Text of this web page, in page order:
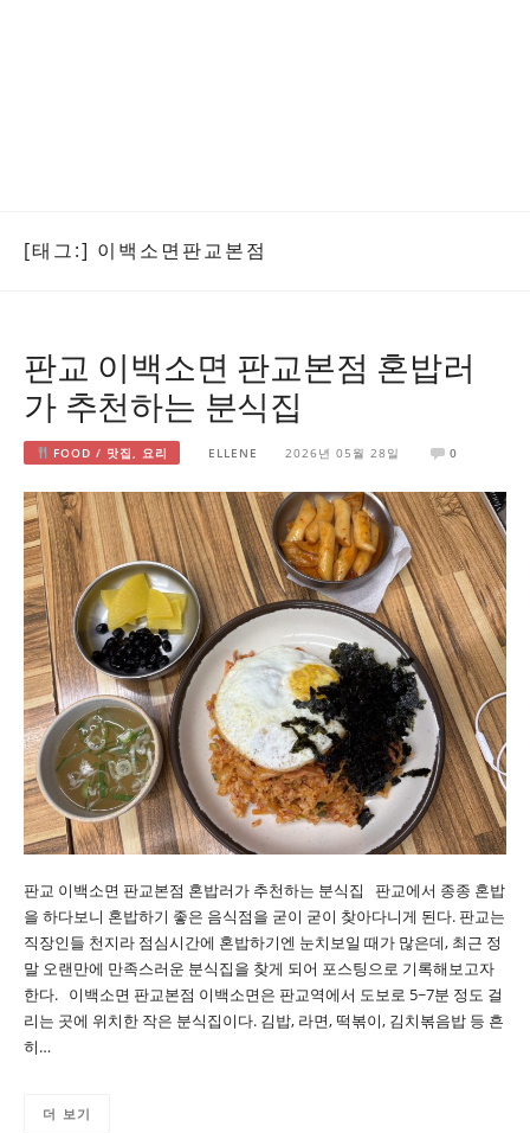
[태그:] 이백소면판교본점
판교 이백소면 판교본점 혼밥러
가 추천하는 분식집
FOOD / 맛집, 요리 ELLENE 2026년 05월 28일 0
판교 이백소면 판교본점 혼밥러가 추천하는 분식집 판교에서 종종 혼밥
을 하다보니 혼밥하기 좋은 음식점을 굳이 굳이 찾아다니게 된다. 판교는
직장인들 천지라 점심시간에 혼밥하기엔 눈치보일 때가 많은데, 최근 정
말 오랜만에 만족스러운 분식집을 찾게 되어 포스팅으로 기록해보고자
한다. 이백소면 판교본점 이백소면은 판교역에서 도보로 5~7분 정도 걸
리는 곳에 위치한 작은 분식집이다. 김밥, 라면, 떡볶이, 김치볶음밥 등 흔
히…
더 보기